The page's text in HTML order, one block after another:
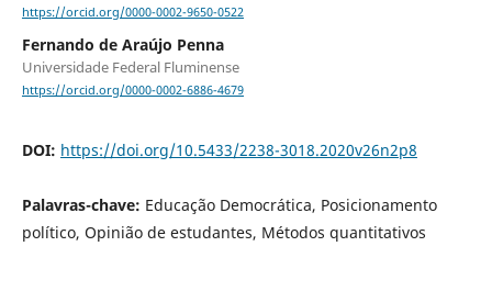
https://orcid.org/0000-0002-9650-0522
Fernando de Araújo Penna
Universidade Federal Fluminense
https://orcid.org/0000-0002-6886-4679
DOI: https://doi.org/10.5433/2238-3018.2020v26n2p8
Palavras-chave: Educação Democrática, Posicionamento
político, Opinião de estudantes, Métodos quantitativos